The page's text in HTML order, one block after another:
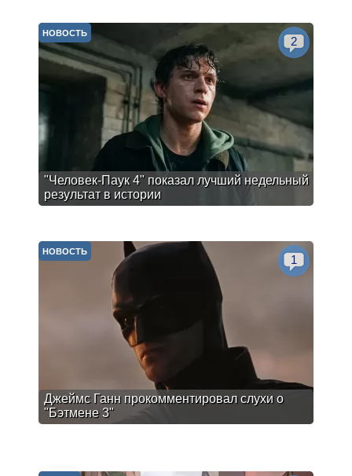
"Человек-Паук 4" показал лучший недельный
результат в истории
НОВОСТЬ
2
Джеймс Ганн прокомментировал слухи о
"Бэтмене 3"
НОВОСТЬ
1